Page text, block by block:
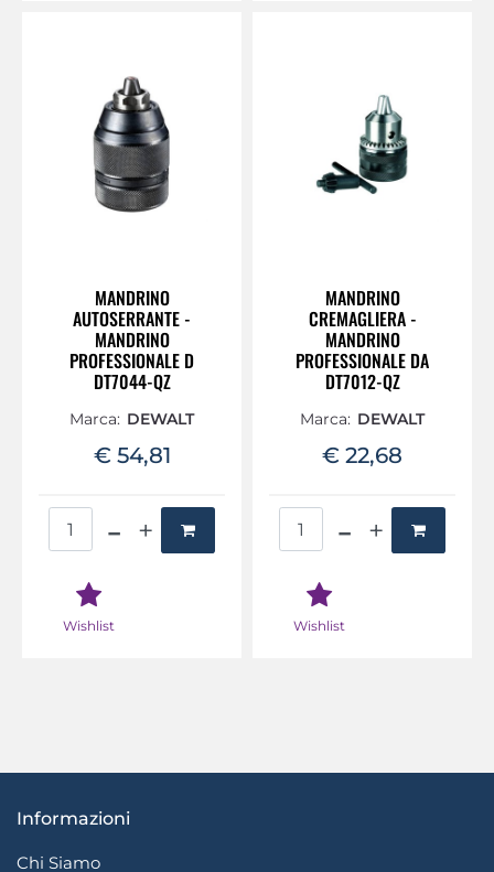
MANDRINO
AUTOSERRANTE -
MANDRINO
PROFESSIONALE D
DT7044-QZ
Marca: DEWALT
€ 54,81
Wishlist
MANDRINO
CREMAGLIERA -
MANDRINO
PROFESSIONALE DA
DT7012-QZ
Marca: DEWALT
€ 22,68
Wishlist
Informazioni
Chi Siamo